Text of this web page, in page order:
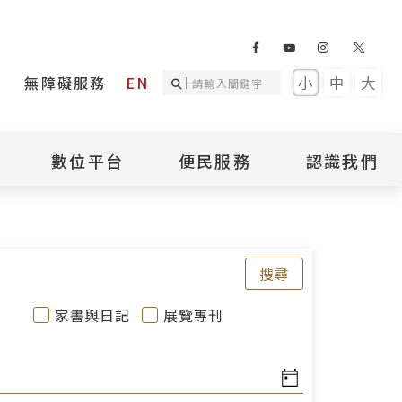
無障礙服務 EN 小 中 大
數位平台
館
便民服務 認識我們
家書與日記
展覽專刊
搜尋